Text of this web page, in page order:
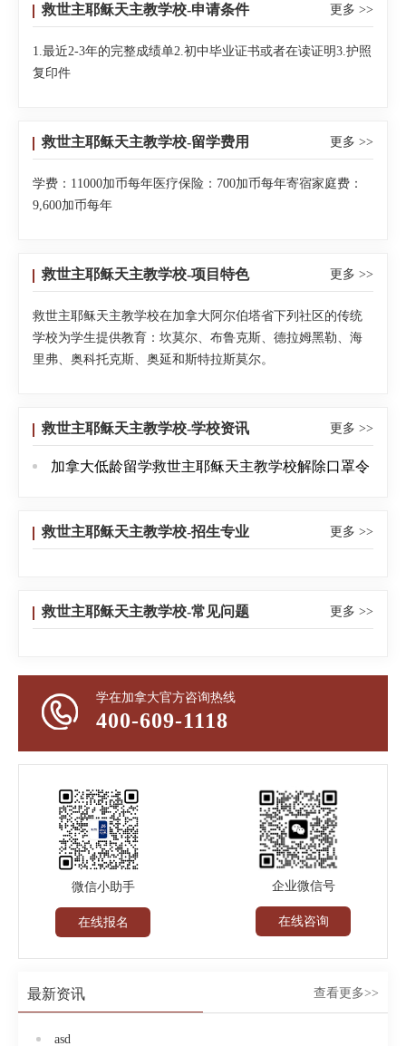
救世主耶稣天主教学校-申请条件 更多 >>
1.最近2-3年的完整成绩单2.初中毕业证书或者在读证明3.护照
复印件
救世主耶稣天主教学校-留学费用 更多 >>
学费：11000加币每年医疗保险：700加币每年寄宿家庭费：
9,600加币每年
救世主耶稣天主教学校-项目特色 更多 >>
救世主耶稣天主教学校在加拿大阿尔伯塔省下列社区的传统
学校为学生提供教育：坎莫尔、布鲁克斯、德拉姆黑勒、海
里弗、奥科托克斯、奥延和斯特拉斯莫尔。
救世主耶稣天主教学校-学校资讯 更多 >>
加拿大低龄留学救世主耶稣天主教学校解除口罩令
救世主耶稣天主教学校-招生专业 更多 >>
救世主耶稣天主教学校-常见问题 更多 >>
学在加拿大官方咨询热线
400-609-1118
微信小助手
在线报名
企业微信号
在线咨询
最新资讯 查看更多>>
asd